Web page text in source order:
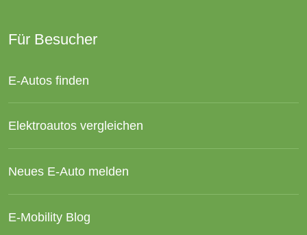
Für Besucher
E-Autos finden
Elektroautos vergleichen
Neues E-Auto melden
E-Mobility Blog